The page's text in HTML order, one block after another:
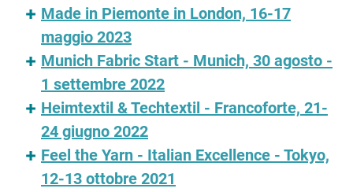
Made in Piemonte in London, 16-17
maggio 2023
Munich Fabric Start - Munich, 30 agosto -
1 settembre 2022
Heimtextil & Techtextil - Francoforte, 21-
24 giugno 2022
Feel the Yarn - Italian Excellence - Tokyo,
12-13 ottobre 2021